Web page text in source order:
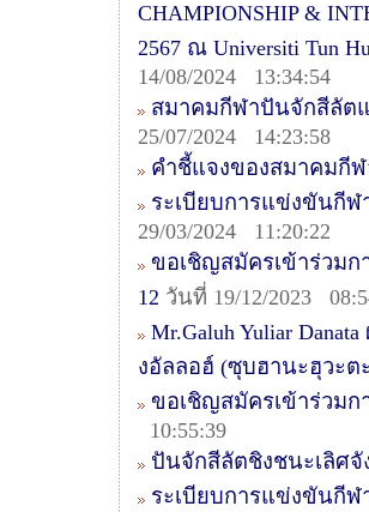
CHAMPIONSHIP &
2567 ณ Universiti Tun
14/08/2024 13:34:54
สมาคมกีฬาปันจักสีลัต
25/07/2024 14:23:58
คำชี้แจงของสมาคมกี
ระเบียบการแข่งขันกีฬ
29/03/2024 11:20:22
ขอเชิญสมัครเข้าร่วม
12 วันที่ 19/12/2023
Mr.Galuh Yuliar
งอัลลอฮ์ (ซุบฮานะฮุวะ
ขอเชิญสมัครเข้าร่วมก
10:55:39
ปันจักสีลัตชิงชนะเลิศ
ระเบียบการแข่งขันกีฬ